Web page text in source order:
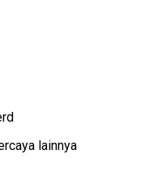
lainnya